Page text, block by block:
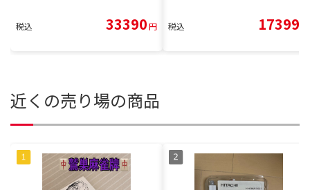
税込 33390円 税込 17399
近くの売り場の商品